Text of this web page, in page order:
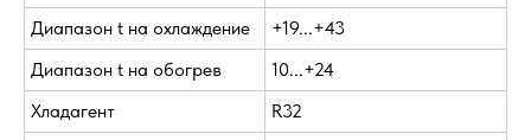
Диапазон t на охлаждение
+19...+43
Диапазон t на обогрев
10...+24
Хладагент
R32